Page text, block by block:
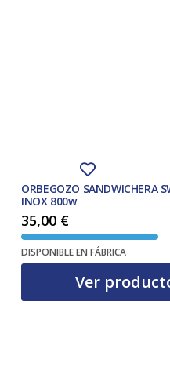
ORBEGOZO SANDWICHERA
INOX 800w
35,00 €
DISPONIBLE EN FÁBRICA
Ver